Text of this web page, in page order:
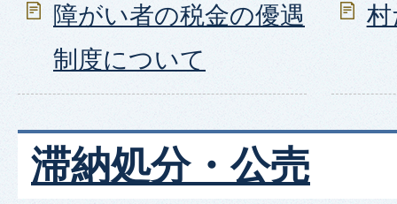
障がい者の税金の優遇
制度について
滞納処分・公売